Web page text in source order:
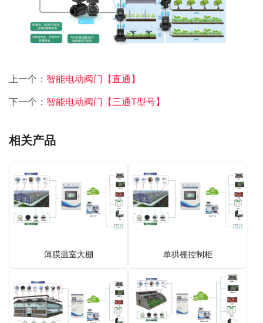
上一个： 智能电动阀门【直通】
下一个： 智能电动阀门【三通T型号】
相关产品
薄膜温室大棚 单拱棚控制柜